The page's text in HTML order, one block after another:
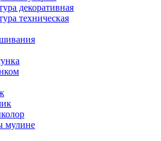
декоративная
техническая
мулине